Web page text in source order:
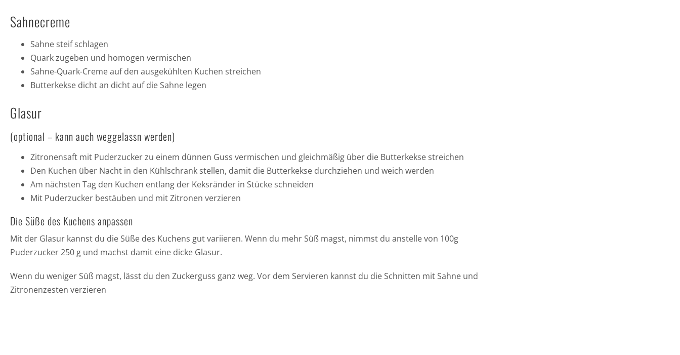
Sahnecreme
Sahne steif schlagen
Quark zugeben und homogen vermischen
Sahne-Quark-Creme auf den ausgekühlten Kuchen streichen
Butterkekse dicht an dicht auf die Sahne legen
Glasur
(optional – kann auch weggelassn werden)
Zitronensaft mit Puderzucker zu einem dünnen Guss vermischen und gleichmäßig über die Butterkekse streichen
Den Kuchen über Nacht in den Kühlschrank stellen, damit die Butterkekse durchziehen und weich werden
Am nächsten Tag den Kuchen entlang der Keksränder in Stücke schneiden
Mit Puderzucker bestäuben und mit Zitronen verzieren
Die Süße des Kuchens anpassen
Mit der Glasur kannst du die Süße des Kuchens gut variieren. Wenn du mehr Süß magst, nimmst du anstelle von 100g
Puderzucker 250 g und machst damit eine dicke Glasur.
Wenn du weniger Süß magst, lässt du den Zuckerguss ganz weg. Vor dem Servieren kannst du die Schnitten mit Sahne und
Zitronenzesten verzieren